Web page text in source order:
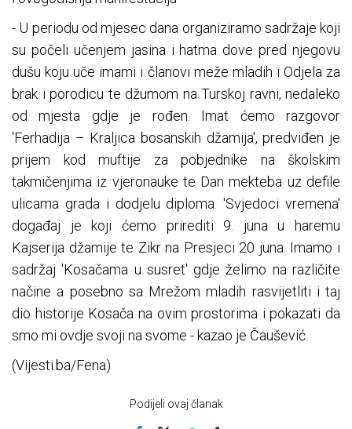
- U periodu od mjesec dana organiziramo sadržaje koji
su počeli učenjem jasina i hatma dove pred njegovu
dušu koju uče imami i članovi meže mladih i Odjela za
brak i porodicu te džumom na Turskoj ravni, nedaleko
od mjesta gdje je rođen. Imat ćemo razgovor
'Ferhadija – Kraljica bosanskih džamija', predviđen je
prijem kod muftije za pobjednike na školskim
takmičenjima iz vjeronauke te Dan mekteba uz defile
ulicama grada i dodjelu diploma. 'Svjedoci vremena'
događaj je koji ćemo prirediti 9. juna u haremu
Kajserija džamije te Zikr na Presjeci 20 juna. Imamo i
sadržaj 'Kosačama u susret' gdje želimo na različite
načine a posebno sa Mrežom mladih rasvijetliti i taj
dio historije Kosača na ovim prostorima i pokazati da
smo mi ovdje svoji na svome - kazao je Čaušević.
(Vijesti.ba/Fena)
Podijeli ovaj članak